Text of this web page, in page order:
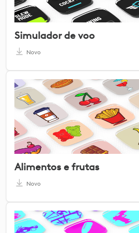
Simulador de voo
Novo
Alimentos e frutas
Novo